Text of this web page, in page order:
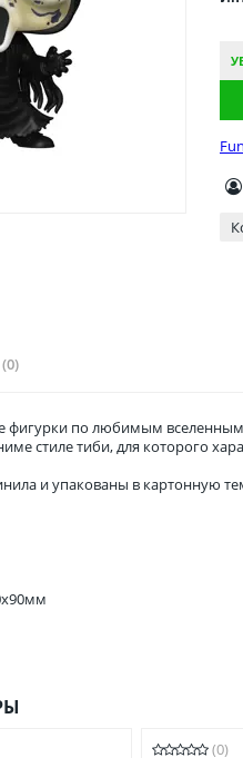
фигурки по любимым
стиле тиби, для которого
и упакованы в картонную
(0)